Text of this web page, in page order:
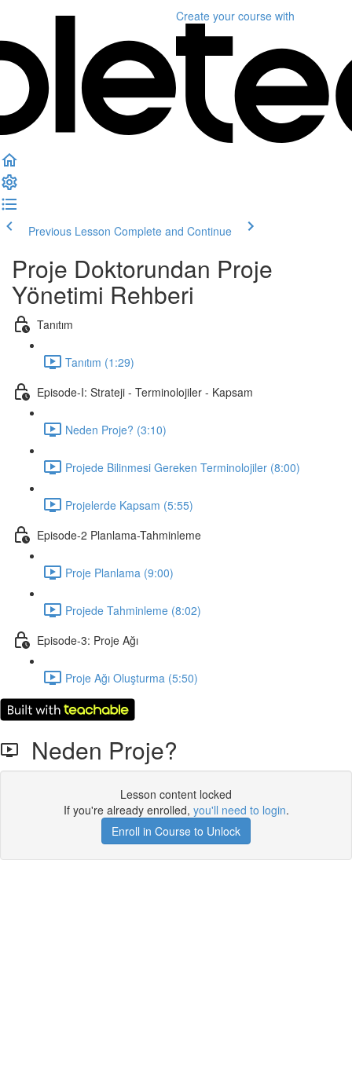
Create your course with
Previous Lesson Complete and Continue
Proje Doktorundan Proje
Yönetimi Rehberi
Tanıtım
Tanıtım (1:29)
Episode-I: Strateji - Terminolojiler - Kapsam
Neden Proje? (3:10)
Projede Bilinmesi Gereken Terminolojiler (8:00)
Projelerde Kapsam (5:55)
Episode-2 Planlama-Tahminleme
Proje Planlama (9:00)
Projede Tahminleme (8:02)
Episode-3: Proje Ağı
Proje Ağı Oluşturma (5:50)
Neden Proje?
Lesson content locked
If you're already enrolled, you'll need to login.
Enroll in Course to Unlock